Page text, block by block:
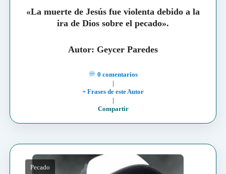
«La muerte de Jesús fue violenta debido a la
ira de Dios sobre el pecado».
Autor: Geycer Paredes
0 comentarios
|
+ Frases de este Autor
|
Compartir
Pecado